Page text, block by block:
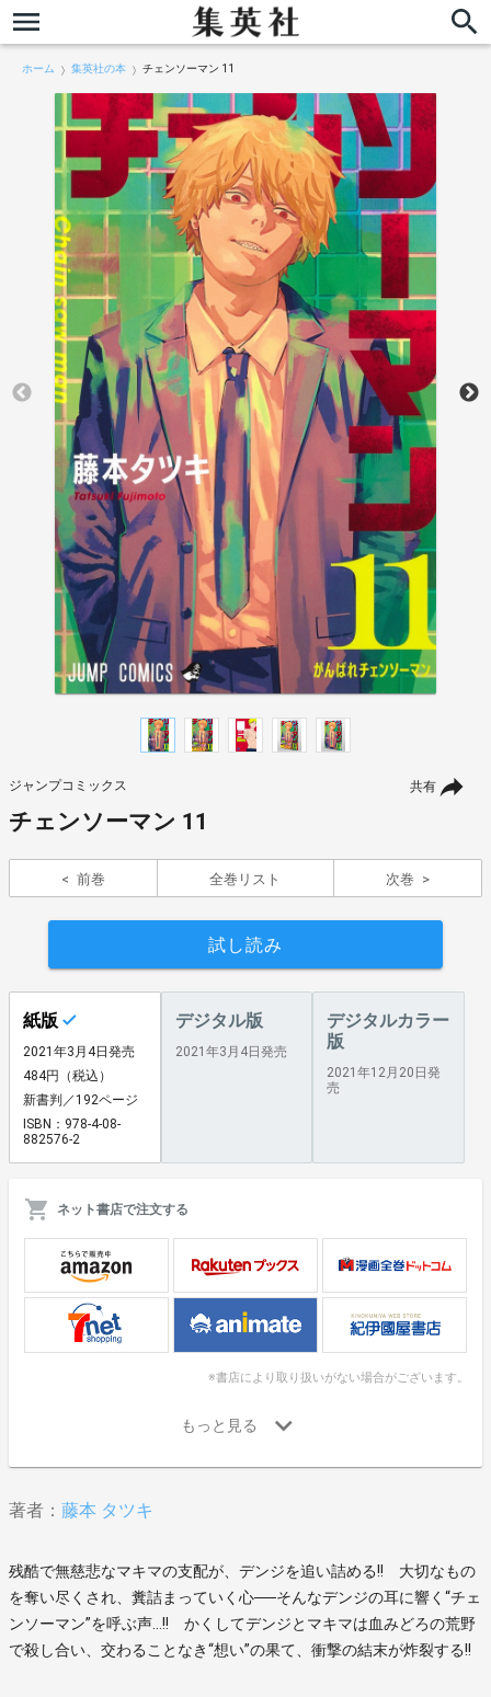
ホーム 集英社の本 チェンソーマン 11
共有
ジャンプコミックス
チェンソーマン 11
前巻 全巻リスト 次巻
試し読み
紙版
2021年3月4日発売
484円（税込）
新書判／192ページ
ISBN：978-4-08-
882576-2
デジタル版
2021年3月4日発売
デジタルカラー
版
2021年12月20日発
売
ネット書店で注文する
※書店により取り扱いがない場合がございます。
著者： 藤本 タツキ
残酷で無慈悲なマキマの支配が、デンジを追い詰める!! 大切なもの
を奪い尽くされ、糞詰まっていく心──そんなデンジの耳に響く“チェ
ンソーマン”を呼ぶ声…!! かくしてデンジとマキマは血みどろの荒野
で殺し合い、交わることなき“想い”の果て、衝撃の結末が炸裂する!!